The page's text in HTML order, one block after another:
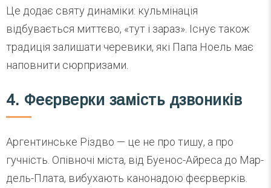
Це додає святу динаміки: кульмінація
відбувається миттєво, «тут і зараз». Існує також
традиція залишати черевики, які Папа Ноель має
наповнити сюрпризами.
4. Феєрверки замість дзвоників
Аргентинське Різдво — це не про тишу, а про
гучність. Опівночі міста, від Буенос-Айреса до Мар-
дель-Плата, вибухають канонадою феєрверків.